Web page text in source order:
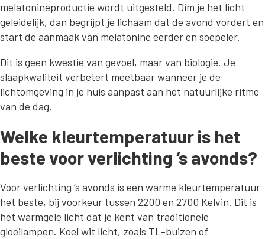
melatonineproductie wordt uitgesteld. Dim je het licht
geleidelijk, dan begrijpt je lichaam dat de avond vordert en
start de aanmaak van melatonine eerder en soepeler.
Dit is geen kwestie van gevoel, maar van biologie. Je
slaapkwaliteit verbetert meetbaar wanneer je de
lichtomgeving in je huis aanpast aan het natuurlijke ritme
van de dag.
Welke kleurtemperatuur is het
beste voor verlichting ‘s avonds?
Voor verlichting ‘s avonds is een warme kleurtemperatuur
het beste, bij voorkeur tussen 2200 en 2700 Kelvin. Dit is
het warmgele licht dat je kent van traditionele
gloeilampen. Koel wit licht, zoals TL-buizen of